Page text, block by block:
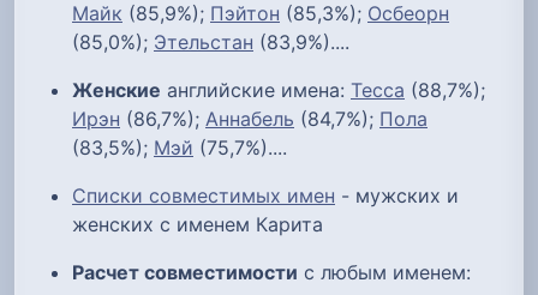
Майк (85,9%); Пэйтон (85,3%); Осбеорн
(85,0%); Этельстан (83,9%)....
Женские английские имена: Тесса (88,7%);
Ирэн (86,7%); Аннабель (84,7%); Пола
(83,5%); Мэй (75,7%)....
Списки совместимых имен - мужских и
женских с именем Карита
Расчет совместимости с любым именем: